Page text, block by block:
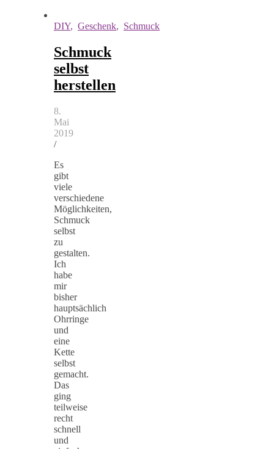
DIY, Geschenk, Schmuck
Schmuck
selbst
herstellen
8.
Mai
2019
/
Es
gibt
viele
verschiedene
Möglichkeiten,
Schmuck
selbst
zu
gestalten.
Ich
habe
mir
bisher
hauptsächlich
Ohrringe
und
eine
Kette
selbst
gemacht.
Das
ging
teilweise
recht
schnell
und